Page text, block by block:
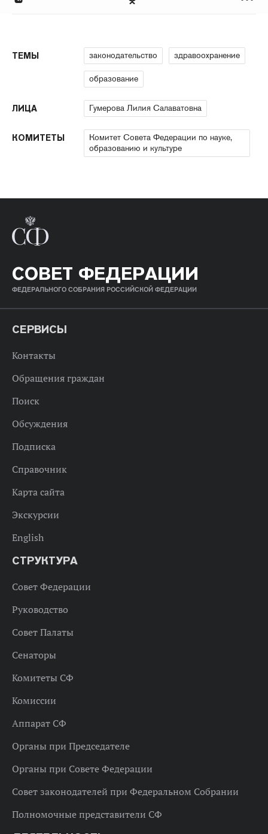
ТЕМЫ законодательство здравоохранение
образование
ЛИЦА Гумерова Лилия Салаватовна
КОМИТЕТЫ
Комитет Совета Федерации по науке,
образованию и культуре
СОВЕТ ФЕДЕРАЦИИ
ФЕДЕРАЛЬНОГО СОБРАНИЯ РОССИЙСКОЙ ФЕДЕРАЦИИ
СЕРВИСЫ
Контакты
Обращения граждан
Поиск
Обсуждения
Подписка
Справочник
Карта сайта
Экскурсии
English
СТРУКТУРА
Совет Федерации
Руководство
Совет Палаты
Сенаторы
Комитеты СФ
Комиссии
Аппарат СФ
Органы при Председателе
Органы при Совете Федерации
Совет законодателей при Федеральном Собрании
Полномочные представители СФ